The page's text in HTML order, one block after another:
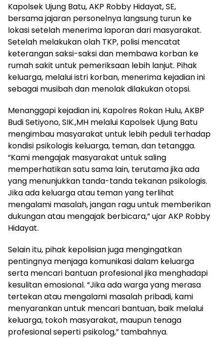
Kapolsek Ujung Batu, AKP Robby Hidayat, SE,
bersama jajaran personelnya langsung turun ke
lokasi setelah menerima laporan dari masyarakat.
Setelah melakukan olah TKP, polisi mencatat
keterangan saksi-saksi dan membawa korban ke
rumah sakit untuk pemeriksaan lebih lanjut. Pihak
keluarga, melalui istri korban, menerima kejadian ini
sebagai musibah dan menolak dilakukan otopsi.
Menanggapi kejadian ini, Kapolres Rokan Hulu, AKBP
Budi Setiyono, SIK.,MH melalui Kapolsek Ujung Batu
mengimbau masyarakat untuk lebih peduli terhadap
kondisi psikologis keluarga, teman, dan tetangga.
“Kami mengajak masyarakat untuk saling
memperhatikan satu sama lain, terutama jika ada
yang menunjukkan tanda-tanda tekanan psikologis.
Jika ada keluarga atau teman yang terlihat
mengalami masalah, jangan ragu untuk memberikan
dukungan atau mengajak berbicara,” ujar AKP Robby
Hidayat.
Selain itu, pihak kepolisian juga mengingatkan
pentingnya menjaga komunikasi dalam keluarga
serta mencari bantuan profesional jika menghadapi
kesulitan emosional. “Jika ada warga yang merasa
tertekan atau mengalami masalah pribadi, kami
menyarankan untuk mencari bantuan, baik melalui
keluarga, tokoh masyarakat, maupun tenaga
profesional seperti psikolog,” tambahnya.